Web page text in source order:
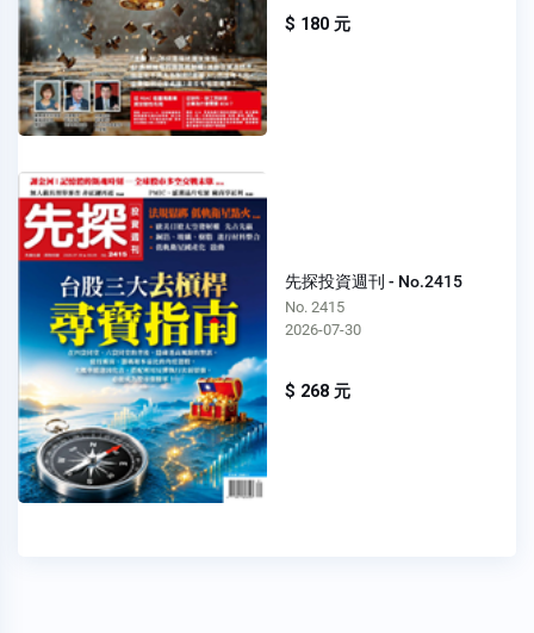
$ 180 元
先探投資週刊 - No.2415
No. 2415
2026-07-30
$ 268 元